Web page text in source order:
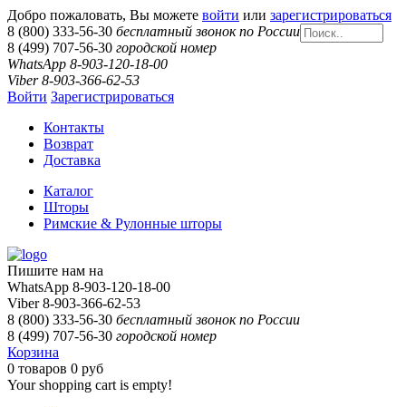
Добро пожаловать, Вы можете войти или зарегистрироваться
8 (800) 333-56-30 бесплатный звонок по России
8 (499) 707-56-30 городской номер
WhatsApp 8-903-120-18-00
Viber 8-903-366-62-53
Войти Зарегистрироваться
Контакты
Возврат
Доставка
Каталог
Шторы
Римские & Рулонные шторы
Пишите нам на
WhatsApp 8-903-120-18-00
Viber 8-903-366-62-53
8 (800) 333-56-30 бесплатный звонок по России
8 (499) 707-56-30 городской номер
Корзина
0 товаров 0 руб
Your shopping cart is empty!